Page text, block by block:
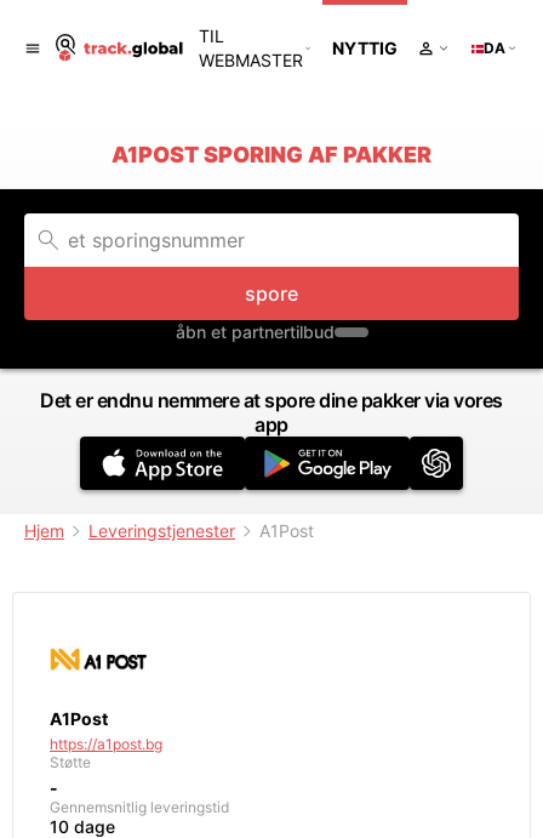
TIL
WEBMASTER
NYTTIG DA
A1POST SPORING AF PAKKER
spore
åbn et partnertilbud
Det er endnu nemmere at spore dine pakker via vores
app
Hjem Leveringstjenester A1Post
A1Post
https://a1post.bg
Støtte
-
Gennemsnitlig leveringstid
10 dage